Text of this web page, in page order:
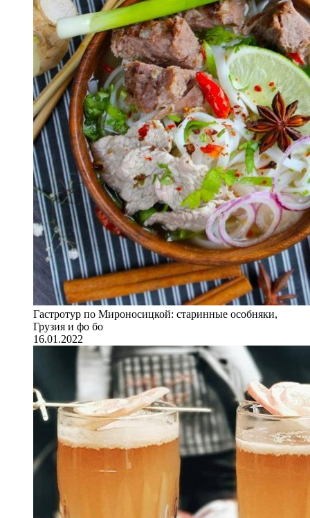
Гастротур по Мироносицкой: старинные особняки,
Грузия и фо бо
16.01.2022